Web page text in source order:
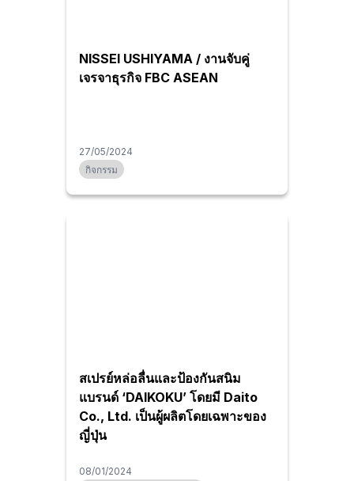
NISSEI USHIYAMA / งานจับคู่
เจรจาธุรกิจ FBC ASEAN
27/05/2024
กิจกรรม
สเปรย์หล่อลื่นและป้องกันสนิม
แบรนด์ ‘DAIKOKU’ โดยมี Daito
Co., Ltd. เป็นผู้ผลิตโดยเฉพาะของ
ญี่ปุ่น
08/01/2024